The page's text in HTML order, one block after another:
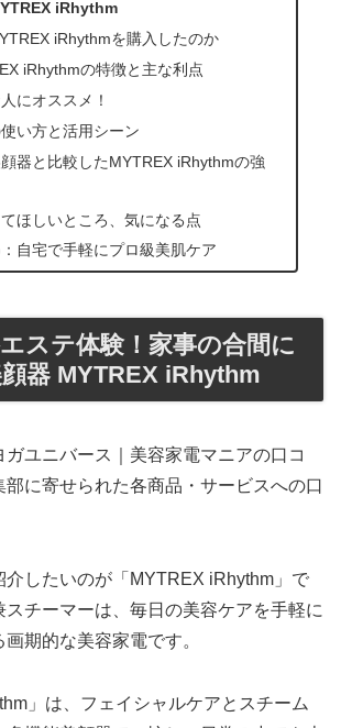
iRhythm
iRhythmを購入したのか
iRhythmの特徴と主な利点
にオススメ！
い方と活用シーン
器と比較したMYTREX iRhythmの強
ほしいところ、気になる点
自宅で手軽にプロ級美肌ケア
ステ体験！家事の合間に
器 MYTREX iRhythm
ユニバース｜美容家電マニアの口コ
部に寄せられた各商品・サービスへの口
介したいのが「MYTREX iRhythm」で
チーマーは、毎日の美容ケアを手軽に
期的な美容家電です。
」は、フェイシャルケアとスチーム